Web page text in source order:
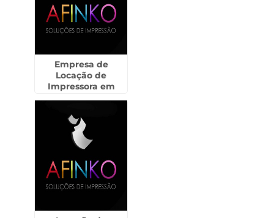
Empresa de
Locação de
Impressora em